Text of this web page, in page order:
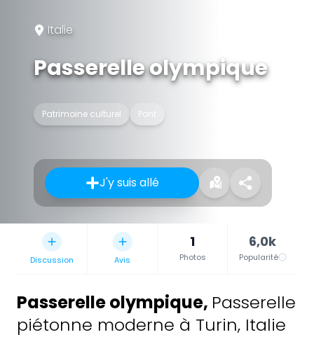
Italie
Passerelle olympique
Patrimoine culturel Pont
J'y suis allé
Discussion Avis
1
Photos
6,0k
Popularité
Passerelle olympique, Passerelle
piétonne moderne à Turin, Italie